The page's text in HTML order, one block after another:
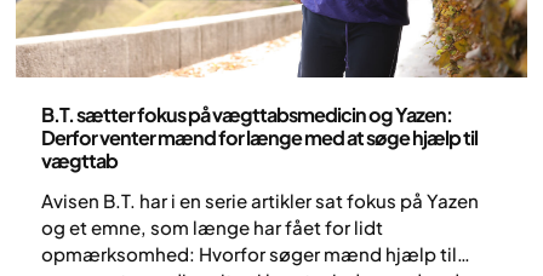
B.T. sætter fokus på vægttabsmedicin og Yazen:
Derfor venter mænd for længe med at søge hjælp til
vægttab
Avisen B.T. har i en serie artikler sat fokus på Yazen
og et emne, som længe har fået for lidt
opmærksomhed: Hvorfor søger mænd hjælp til